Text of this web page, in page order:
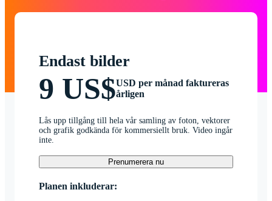
Endast bilder
9 US$USD per månad faktureras
årligen
Lås upp tillgång till hela vår samling av foton, vektorer
och grafik godkända för kommersiellt bruk. Video ingår
inte.
Prenumerera nu
Planen inkluderar: